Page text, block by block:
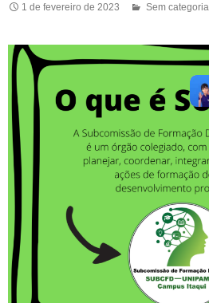
1 de fevereiro de 2023 Sem categoria